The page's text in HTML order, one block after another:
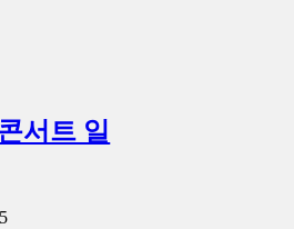
서트 일